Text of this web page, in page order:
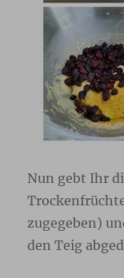
Nun gebt Ihr
zugegeben)
den Teig